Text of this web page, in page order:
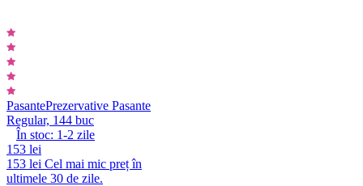
PasantePrezervative Pasante
Regular, 144 buc
În stoc: 1-2 zile
153 lei
153 lei Cel mai mic preț în
ultimele 30 de zile.